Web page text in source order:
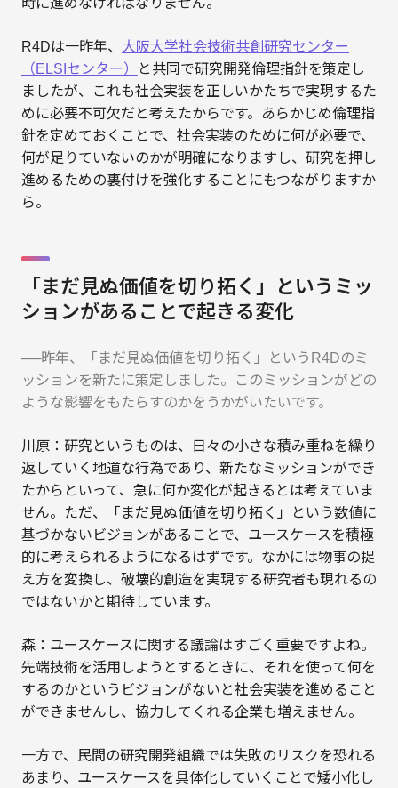
時に進めなければなりません。
R4Dは一昨年、 大阪大学社会技術共創研究センター
（ELSIセンター）
と共同で研究開発倫理指針を策定し
ましたが、これも社会実装を正しいかたちで実現するた
めに必要不可欠だと考えたからです。あらかじめ倫理指
針を定めておくことで、社会実装のために何が必要で、
何が足りていないのかが明確になりますし、研究を押し
進めるための裏付けを強化することにもつながりますか
ら。
「まだ見ぬ価値を切り拓く」というミッ
ションがあることで起きる変化
──昨年、「まだ見ぬ価値を切り拓く」というR4Dのミ
ッションを新たに策定しました。このミッションがどの
ような影響をもたらすのかをうかがいたいです。
川原：研究というものは、日々の小さな積み重ねを繰り
返していく地道な行為であり、新たなミッションができ
たからといって、急に何か変化が起きるとは考えていま
せん。ただ、「まだ見ぬ価値を切り拓く」という数値に
基づかないビジョンがあることで、ユースケースを積極
的に考えられるようになるはずです。なかには物事の捉
え方を変換し、破壊的創造を実現する研究者も現れるの
ではないかと期待しています。
森：ユースケースに関する議論はすごく重要ですよね。
先端技術を活用しようとするときに、それを使って何を
するのかというビジョンがないと社会実装を進めること
ができませんし、協力してくれる企業も増えません。
一方で、民間の研究開発組織では失敗のリスクを恐れる
あまり、ユースケースを具体化していくことで矮小化し